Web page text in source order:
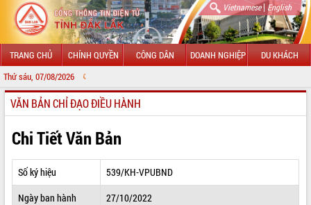
Vietnamese| English
TRANG CHỦ CHÍNH QUYỀN CÔNG DÂN DOANH NGHIỆP DU KHÁCH
Thứ sáu, 07/08/2026
GIỚI THIỆU
LÃNH ĐẠO UBND TỈNH
TIN TỨC SỰ KIỆN
SỞ, BAN, NGÀNH
VĂN BẢN CHỈ ĐẠO ĐIỀU HÀNH
Chi Tiết Văn Bản
Số ký hiệu
539/KH-VPUBND
Ngày ban hành
27/10/2022